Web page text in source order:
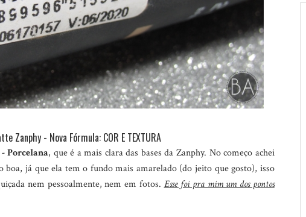
Zanphy - Nova Fórmula: COR E TEXTURA
- Porcelana, que é a mais clara das bases da Zanphy. No começo achei
já que ela tem o fundo mais amarelado (do jeito que gosto), isso
nem pessoalmente, nem em fotos. Esse foi pra mim um dos pontos